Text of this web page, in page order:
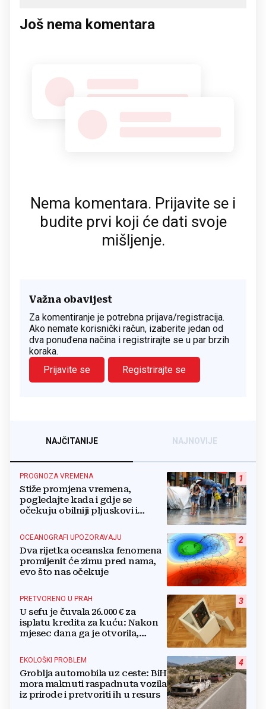
Još nema komentara
Nema komentara. Prijavite se i
budite prvi koji će dati svoje
mišljenje.
Važna obavijest
Za komentiranje je potrebna prijava/registracija.
Ako nemate korisnički račun, izaberite jedan od
dva ponuđena načina i registrirajte se u par brzih
koraka.
Prijavite se
Registrirajte se
NAJČITANIJE NAJNOVIJE
1
PROGNOZA VREMENA
Stiže promjena vremena,
pogledajte kada i gdje se
očekuju obilniji pljuskovi i
2
OCEANOGRAFI UPOZORAVAJU
Dva rijetka oceanska fenomena
promijenit će zimu pred nama,
evo što nas očekuje
3
PRETVORENO U PRAH
U sefu je čuvala 26.000 € za
isplatu kredita za kuću: Nakon
mjesec dana ga je otvorila,
4
EKOLOŠKI PROBLEM
Groblja automobila uz ceste: BiH
mora maknuti raspadnuta vozila
iz prirode i pretvoriti ih u resurs